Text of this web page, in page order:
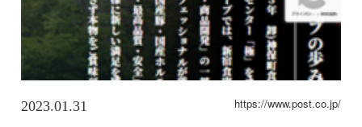
2023.01.31 https://www.post.co.jp/